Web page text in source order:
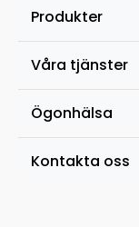
Produkter
Våra tjänster
Ögonhälsa
Kontakta oss